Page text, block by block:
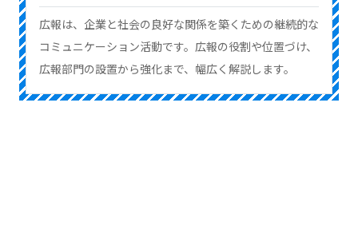
広報は、企業と社会の良好な関係を築くための継続的な
コミュニケーション活動です。広報の役割や位置づけ、
広報部門の設置から強化まで、幅広く解説します。